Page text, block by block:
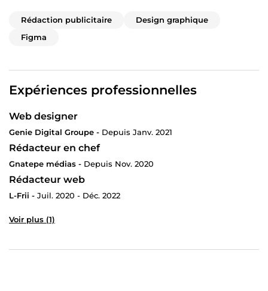
Rédaction publicitaire
Design graphique
Figma
Expériences professionnelles
Web designer
Genie Digital Groupe - Depuis Janv. 2021
Rédacteur en chef
Gnatepe médias - Depuis Nov. 2020
Rédacteur web
L-Frii - Juil. 2020 - Déc. 2022
Voir plus (1)